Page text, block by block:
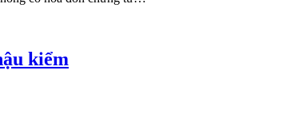
kiểm